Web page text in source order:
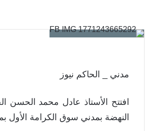
مدني _ الحاكم نيوز
افتتح الأستاذ عادل محمد الحسن
النهضة بمدني سوق الكرامة الأول بمشاركة 15 شركة وعدد من البيوتات التجارية